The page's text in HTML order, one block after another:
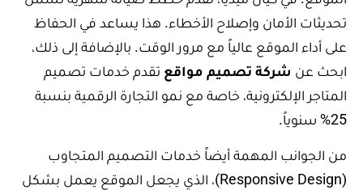
تحديثات الأمان وإصلاح الأخطاء. هذا يساعد في الحفاظ
على أداء الموقع عالياً مع مرور الوقت. بالإضافة إلى ذلك،
ابحث عن شركة تصميم مواقع تقدم خدمات تصميم
المتاجر الإلكترونية، خاصة مع نمو التجارة الرقمية بنسبة
25% سنوياً.
من الجوانب المهمة أيضاً خدمات التصميم المتجاوب
(Responsive Design)، الذي يجعل الموقع يعمل بشكل